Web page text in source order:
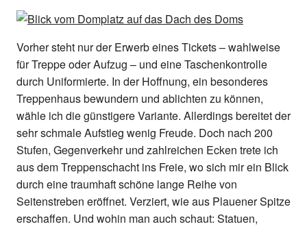
Vorher steht nur der Erwerb eines Tickets – wahlweise
für Treppe oder Aufzug – und eine Taschenkontrolle
durch Uniformierte. In der Hoffnung, ein besonderes
Treppenhaus bewundern und ablichten zu können,
wähle ich die günstigere Variante. Allerdings bereitet der
sehr schmale Aufstieg wenig Freude. Doch nach 200
Stufen, Gegenverkehr und zahlreichen Ecken trete ich
aus dem Treppenschacht ins Freie, wo sich mir ein Blick
durch eine traumhaft schöne lange Reihe von
Seitenstreben eröffnet. Verziert, wie aus Plauener Spitze
erschaffen. Und wohin man auch schaut: Statuen,